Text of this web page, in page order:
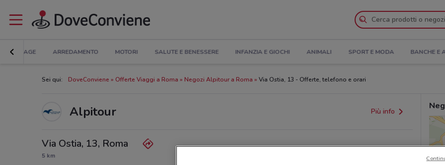
BRICOLAGE ARREDAMENTO MOTORI SALUTE E BENESSERE INFANZIA E GIOCHI ANIMALI SPORT E MODA BANCHE E
Sei qui: DoveConviene Offerte Viaggi a Roma Negozi Alpitour a Roma Via Ostia, 13 - Offerte, telefono e orari
Alpitour Più info
Via Ostia, 13, Roma
5 km